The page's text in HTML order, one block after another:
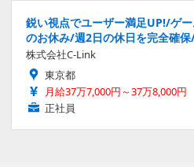
鋭い視点でユーザー満足UP!/ゲ
のお休み/週2日の休日を完全確
株式会社C-Link
東京都
月給37万7,000円～37万8,000円
正社員